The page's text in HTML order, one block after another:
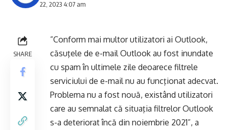
22, 2023 4:07 am
SHARE
”Conform mai multor utilizatori ai Outlook,
căsuţele de e-mail Outlook au fost inundate
cu spam în ultimele zile deoarece filtrele
serviciului de e-mail nu au funcţionat adecvat.
Problema nu a fost nouă, existând utilizatori
care au semnalat că situaţia filtrelor Outlook
s-a deteriorat încă din noiembrie 2021”, a